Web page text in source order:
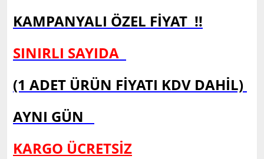
KAMPANYALI ÖZEL FİYAT !!
SINIRLI SAYIDA
(1 ADET ÜRÜN FİYATI KDV DAHİL)
AYNI GÜN
KARGO ÜCRETSİZ